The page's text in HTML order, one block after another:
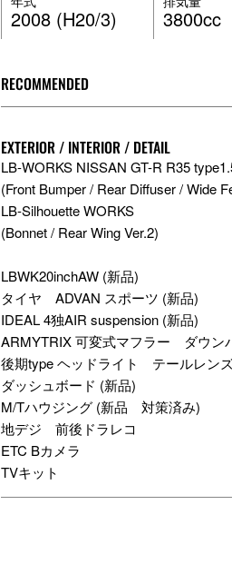
2008 (H20/3) 3800cc
RECOMMENDED
EXTERIOR / INTERIOR / DETAIL
LB-WORKS NISSAN GT-R R35
(Front Bumper / Rear Diffuser / Wide
LB-Silhouette WORKS
(Bonnet / Rear Wing Ver.2)
LBWK20inchAW (新品)
タイヤ ADVAN スポーツ (新品)
IDEAL 4独AIR suspension (新品)
ARMYTRIX 可変式マフラー ダウン
後期type ヘッドライト テールレン
ダッシュボード (新品)
M/Tハウジング (新品 対策済み)
地デジ 前後ドラレコ
ETC Bカメラ
TVキット